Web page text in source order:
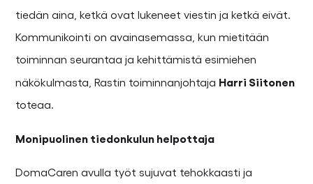
tiedän aina, ketkä ovat lukeneet viestin ja ketkä eivät.
Kommunikointi on avainasemassa, kun mietitään
toiminnan seurantaa ja kehittämistä esimiehen
näkökulmasta, Rastin toiminnanjohtaja Harri Siitonen
toteaa.
Monipuolinen tiedonkulun helpottaja
DomaCaren avulla työt sujuvat tehokkaasti ja